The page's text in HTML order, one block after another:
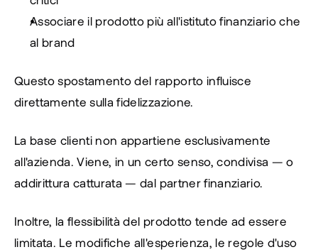
Associare il prodotto più all'istituto finanziario che
al brand
Questo spostamento del rapporto influisce
direttamente sulla fidelizzazione.
La base clienti non appartiene esclusivamente
all'azienda. Viene, in un certo senso, condivisa — o
addirittura catturata — dal partner finanziario.
Inoltre, la flessibilità del prodotto tende ad essere
limitata. Le modifiche all'esperienza, le regole d'uso